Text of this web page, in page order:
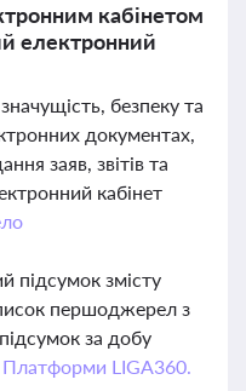
кабінетом
електронний
безпеку та
документах,
заяв, звітів та
кабінет
підсумок змісту
першоджерел з
за добу
Платформи LIGA360.